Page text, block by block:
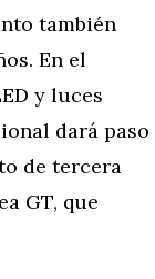
también
En el
y luces
dará paso
de tercera
GT, que